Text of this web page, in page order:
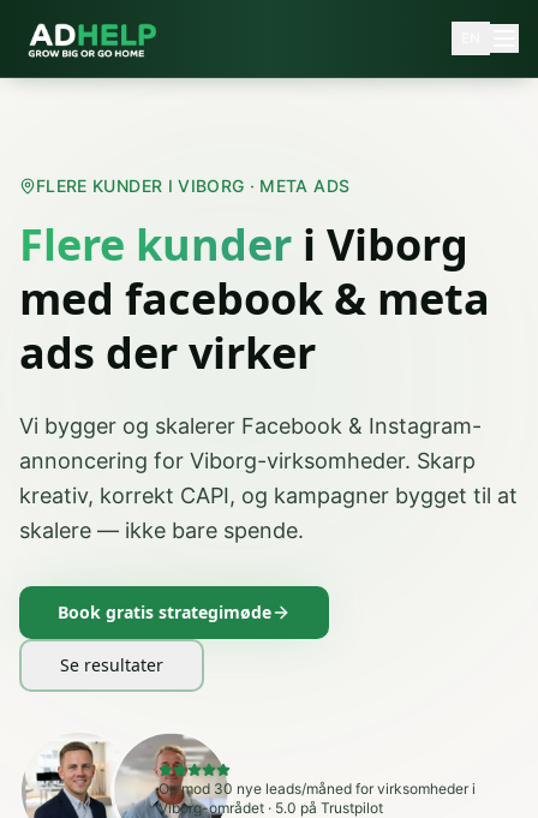
FLERE KUNDER I VIBORG · META ADS
Flere kunder i Viborg
med facebook & meta
ads der virker
Vi bygger og skalerer Facebook & Instagram-
annoncering for Viborg-virksomheder. Skarp
kreativ, korrekt CAPI, og kampagner bygget til at
skalere — ikke bare spende.
Book gratis strategimøde
Se resultater
Op mod 30 nye leads/måned for virksomheder i
Viborg-området · 5.0 på Trustpilot